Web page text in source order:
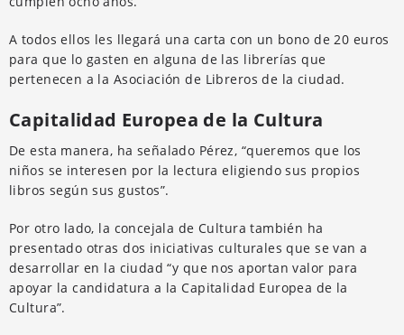
A todos ellos les llegará una carta con un bono de 20 euros
para que lo gasten en alguna de las librerías que
pertenecen a la Asociación de Libreros de la ciudad.
Capitalidad Europea de la Cultura
De esta manera, ha señalado Pérez, “queremos que los
niños se interesen por la lectura eligiendo sus propios
libros según sus gustos”.
Por otro lado, la concejala de Cultura también ha
presentado otras dos iniciativas culturales que se van a
desarrollar en la ciudad “y que nos aportan valor para
apoyar la candidatura a la Capitalidad Europea de la
Cultura”.